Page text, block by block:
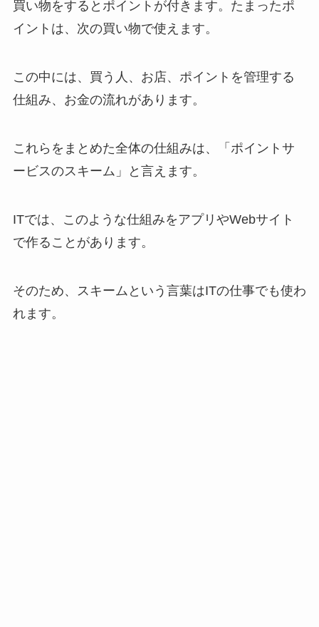
買い物をするとポイントが付きます。たまったポ
イントは、次の買い物で使えます。
この中には、買う人、お店、ポイントを管理する
仕組み、お金の流れがあります。
これらをまとめた全体の仕組みは、「ポイントサ
ービスのスキーム」と言えます。
ITでは、このような仕組みをアプリやWebサイト
で作ることがあります。
そのため、スキームという言葉はITの仕事でも使わ
れます。